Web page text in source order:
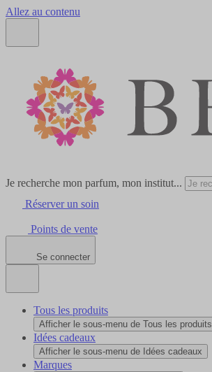
Allez au contenu
Je recherche mon parfum, mon institut...
Réserver un soin
Points de vente
Se connecter
Tous les produits
Afficher le sous-menu de Tous les produits
Idées cadeaux
Afficher le sous-menu de Idées cadeaux
Marques